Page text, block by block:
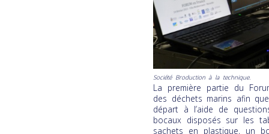
Société Broduction à la technique.
La première partie du
des déchets marins afin
départ à l’aide de
bocaux disposés sur les
sachets en plastique, un